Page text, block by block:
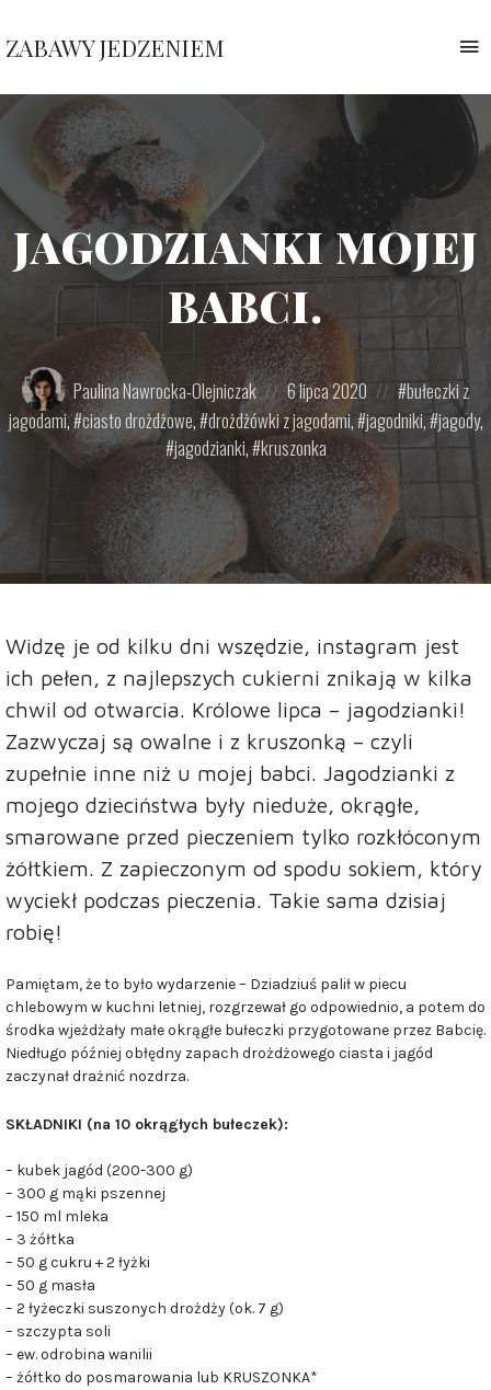
ZABAWY JEDZENIEM
Nawrockiej
JAGODZIANKI MOJEJ
BABCI.
Posted
by:
Paulina Nawrocka-Olejniczak
Posted
on
6 lipca 2020
Posted
in:bułeczki z
jagodami, ciasto drożdżowe, drożdżówki z jagodami, jagodniki, jagody,
jagodzianki, kruszonka
Widzę je od kilku dni wszędzie, instagram jest
ich pełen, z najlepszych cukierni znikają w kilka
chwil od otwarcia. Królowe lipca – jagodzianki!
Zazwyczaj są owalne i z kruszonką – czyli
zupełnie inne niż u mojej babci. Jagodzianki z
mojego dzieciństwa były nieduże, okrągłe,
smarowane przed pieczeniem tylko rozkłóconym
żółtkiem. Z zapieczonym od spodu sokiem, który
wyciekł podczas pieczenia. Takie sama dzisiaj
robię!
Pamiętam, że to było wydarzenie – Dziadziuś palił w piecu
chlebowym w kuchni letniej, rozgrzewał go odpowiednio, a potem do
środka wjeżdżały małe okrągłe bułeczki przygotowane przez Babcię.
Niedługo później obłędny zapach drożdżowego ciasta i jagód
zaczynał drażnić nozdrza.
SKŁADNIKI (na 10 okrągłych bułeczek):
– kubek jagód (200-300 g)
– 300 g mąki pszennej
– 150 ml mleka
– 3 żółtka
– 50 g cukru + 2 łyżki
– 50 g masła
– 2 łyżeczki suszonych drożdży (ok. 7 g)
– szczypta soli
– ew. odrobina wanilii
– żółtko do posmarowania lub KRUSZONKA*